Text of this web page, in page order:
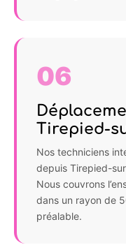
06
Tirepied-
Nos techniciens
depuis Tirepied-
Nous couvrons
dans un rayon de
préalable.